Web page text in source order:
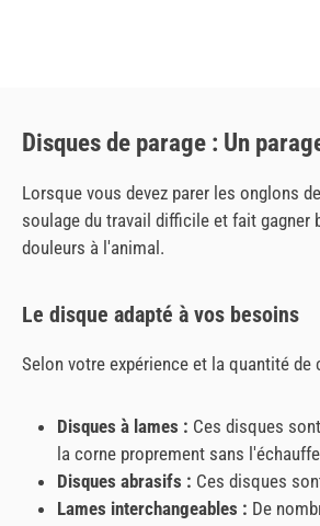
Disques de parage : Un
Lorsque vous devez parer les onglons
soulage du travail difficile et fait gagner
douleurs à l'animal.
Le disque adapté à vos besoins
Selon votre expérience et la quantité
Disques à lames : Ces disques
la corne proprement sans
Disques abrasifs : Ces disques
Lames interchangeables : De